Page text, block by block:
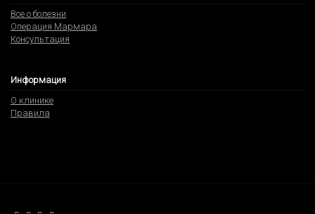
Все о болезни
Операция Мармара
Консультация
Информация
О клинике
Правила